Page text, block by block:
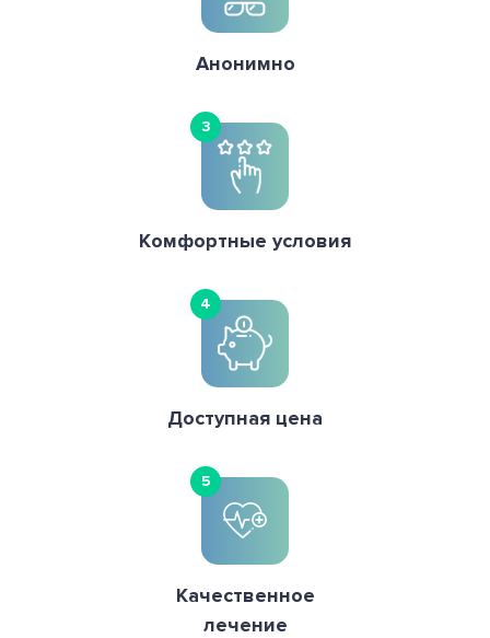
Анонимно
3
Комфортные условия
4
Доступная цена
5
Качественное
лечение